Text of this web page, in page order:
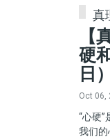
真
【
硬
日）
Oct 06,
“心硬
我们